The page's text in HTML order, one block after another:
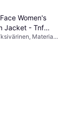
Women's
Jacket - Tnf
Materiaali: